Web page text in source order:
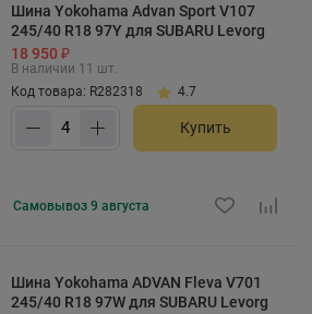
Шина Yokohama Advan Sport V107
245/40 R18 97Y для SUBARU Levorg
18 950 ₽
В наличии 11 шт.
Код товара: R282318
4.7
Купить
Самовывоз 9 августа
Шина Yokohama ADVAN Fleva V701
245/40 R18 97W для SUBARU Levorg